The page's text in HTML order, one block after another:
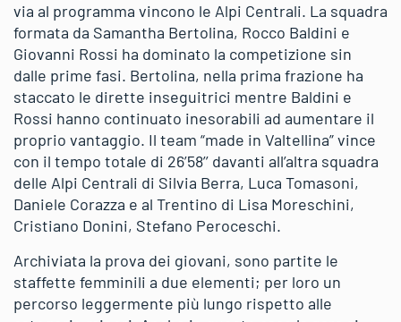
via al programma vincono le Alpi Centrali. La squadra
formata da Samantha Bertolina, Rocco Baldini e
Giovanni Rossi ha dominato la competizione sin
dalle prime fasi. Bertolina, nella prima frazione ha
staccato le dirette inseguitrici mentre Baldini e
Rossi hanno continuato inesorabili ad aumentare il
proprio vantaggio. Il team “made in Valtellina” vince
con il tempo totale di 26’58’’ davanti all’altra squadra
delle Alpi Centrali di Silvia Berra, Luca Tomasoni,
Daniele Corazza e al Trentino di Lisa Moreschini,
Cristiano Donini, Stefano Peroceschi.
Archiviata la prova dei giovani, sono partite le
staffette femminili a due elementi; per loro un
percorso leggermente più lungo rispetto alle